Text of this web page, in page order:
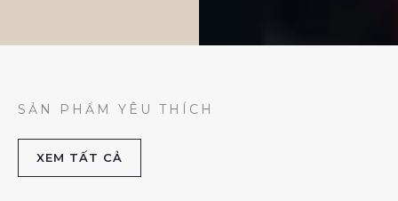
SẢN PHẨM YÊU THÍCH
XEM TẤT CẢ